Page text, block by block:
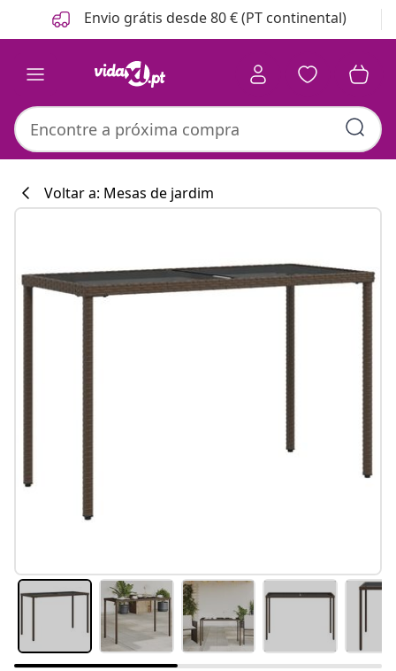
Anterior
Seguinte Envio grátis desde 80 € (PT continental)
Voltar a: Mesas de jardim